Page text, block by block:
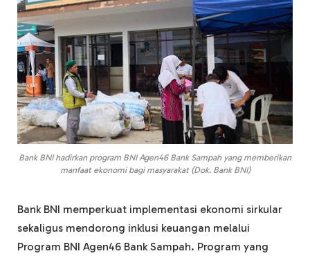
Bank BNI hadirkan program BNI Agen46 Bank Sampah yang memberikan
manfaat ekonomi bagi masyarakat (Dok. Bank BNI)
Bank BNI memperkuat implementasi ekonomi sirkular
sekaligus mendorong inklusi keuangan melalui
Program BNI Agen46 Bank Sampah. Program yang